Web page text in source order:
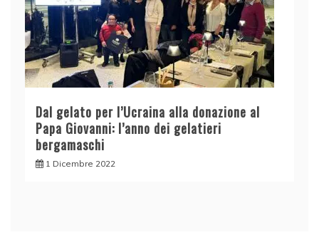
Dal gelato per l’Ucraina alla donazione al
Papa Giovanni: l’anno dei gelatieri
bergamaschi
1 Dicembre 2022